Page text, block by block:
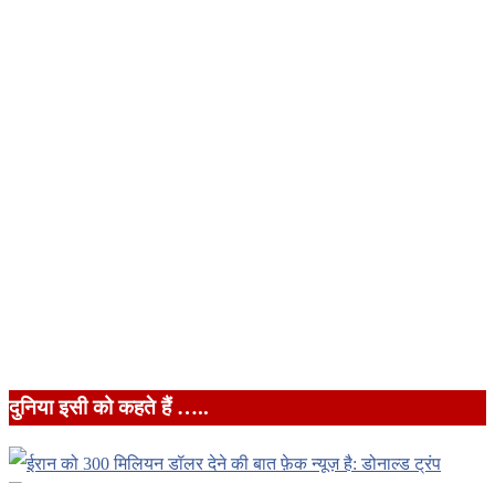
दुनिया इसी को कहते हैं …..